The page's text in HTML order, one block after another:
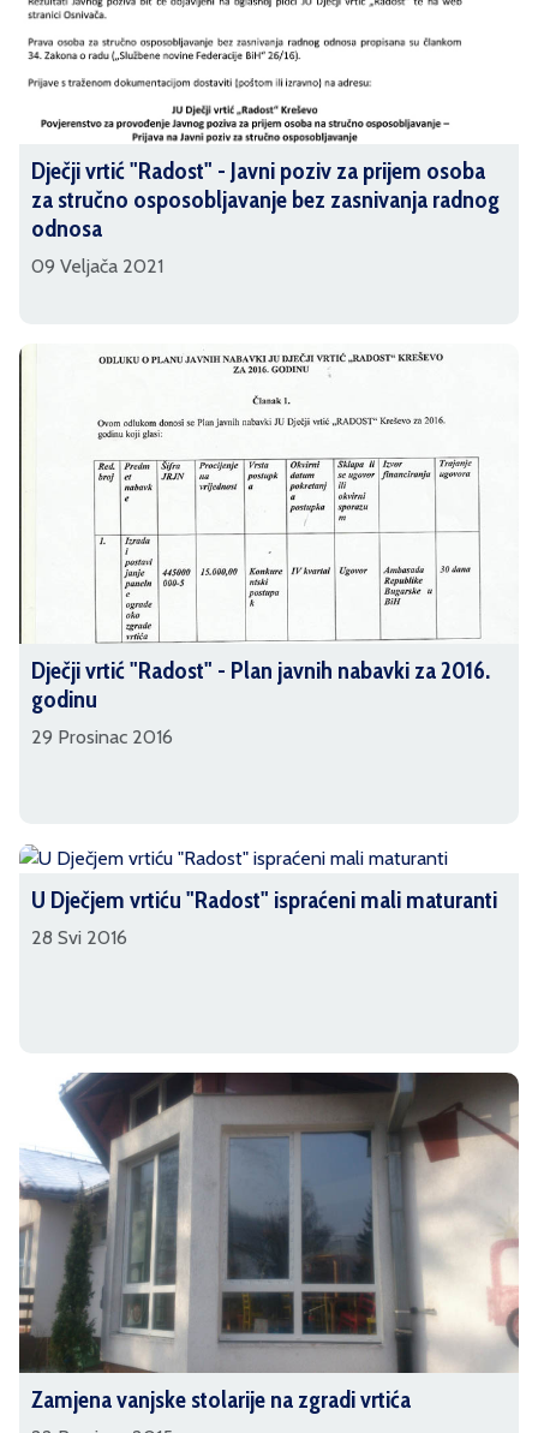
Dječji vrtić "Radost" - Javni poziv za prijem osoba
za stručno osposobljavanje bez zasnivanja radnog
odnosa
09 Veljača 2021
Dječji vrtić "Radost" - Plan javnih nabavki za 2016.
godinu
29 Prosinac 2016
U Dječjem vrtiću "Radost" ispraćeni mali maturanti
28 Svi 2016
Zamjena vanjske stolarije na zgradi vrtića